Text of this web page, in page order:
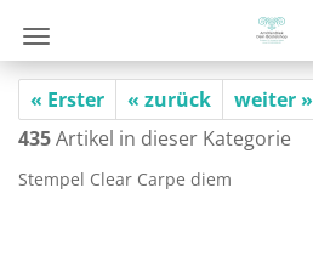
« Erster « zurück weiter »
435Artikel in dieser Kategorie
Stem­pel Clear Carpe diem